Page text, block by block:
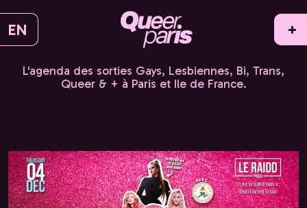
EN +
L'agenda des sorties Gays, Lesbiennes, Bi, Trans,
Queer & + à Paris et Ile de France.